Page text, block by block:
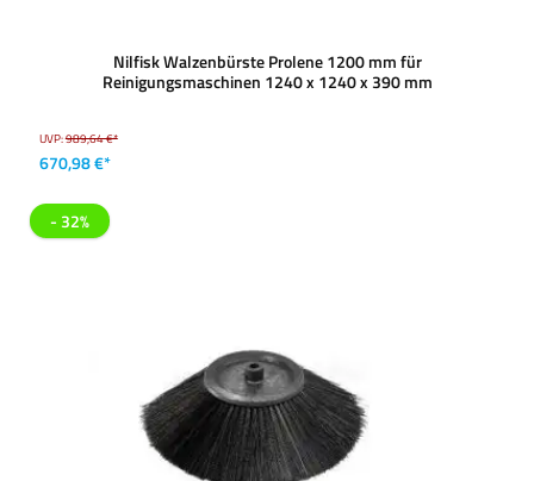
Nilfisk Walzenbürste Prolene 1200 mm für
Reinigungsmaschinen 1240 x 1240 x 390 mm
UVP:989,64 €*
670,98 €*
- 32%